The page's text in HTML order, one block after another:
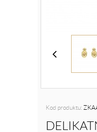
Kod produktu: